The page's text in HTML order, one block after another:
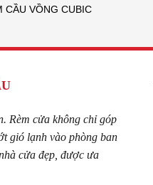
CẦU VỒNG CUBIC
Rèm cửa không chỉ góp
gió lạnh vào phòng ban
cửa đẹp, được ưa